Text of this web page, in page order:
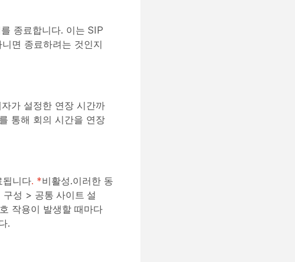
종료합니다. 이는 SIP
면 종료하려는 것인지
가 설정한 연장 시간까
통해 회의 시간을 연장
됩니다. *비활성.이러한 동
구성 > 공통 사이트 설
작용이 발생할 때마다
.